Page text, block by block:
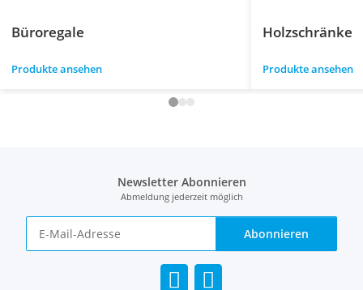
Büroregale
Produkte ansehen
Holzschränke
Produkte ansehen
Newsletter Abonnieren
Abmeldung jederzeit möglich
Abonnieren